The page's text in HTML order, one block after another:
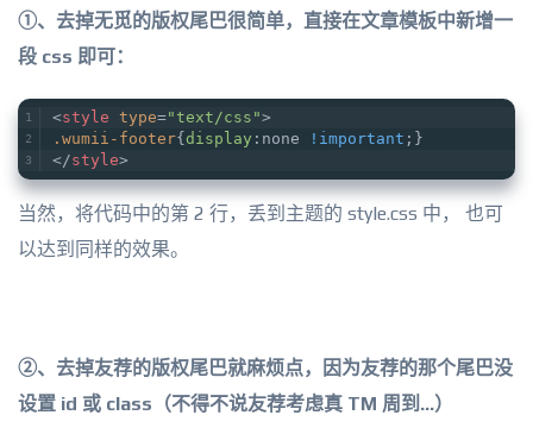
①、去掉无觅的版权尾巴很简单，直接在文章模板中新增一
段 css 即可：
<style type="text/css">
.wumii-footer{ display :none !important ;}
</style>
当然，将代码中的第 2 行，丢到主题的 style.css 中， 也可
以达到同样的效果。
②、去掉友荐的版权尾巴就麻烦点，因为友荐的那个尾巴没
设置 id 或 class（不得不说友荐考虑真 TM 周到...）